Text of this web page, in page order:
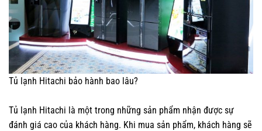
Tủ lạnh Hitachi bảo hành bao lâu?
Tủ lạnh Hitachi là một trong những sản phẩm nhận được sự
đánh giá cao của khách hàng. Khi mua sản phẩm, khách hàng sẽ